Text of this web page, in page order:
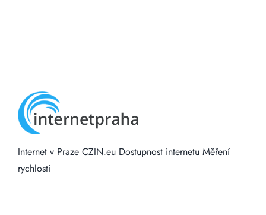
Internet v Praze CZIN.eu Dostupnost internetu Měření
rychlosti